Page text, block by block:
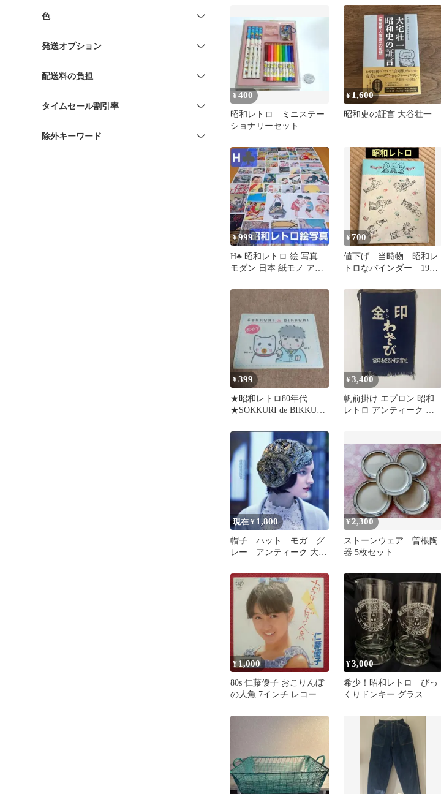
色
発送オプション
配送料の負担
タイムセール割引率
除外キーワード
海産物
¥400
昭和レトロ ミニステー
ショナリーセット
¥ 1,600
昭和史の証言 大谷壮一
¥999
H♣ 昭和レトロ 絵 写真
モダン 日本 紙モノ アン
¥700
値下げ 当時物 昭和レ
トロなバインダー 1985
ズ 日本製
¥399
★昭和レトロ80年代
★SOKKURI de BIKKURI
¥3,400
帆前掛け エプロン 昭和
レトロ アンティーク ヴ
現在 ¥ 1,800
帽子 ハット モガ グ
レー アンティーク￼ 大正
クラシカル
¥ 2,300
ストーンウェア 曽根陶
器 5枚セット
¥ 1,000
80s 仁藤優子 おこりんぼ
の人魚 7インチ レコード
¥3,000
希少！昭和レトロ びっ
くりドンキー グラス ジ